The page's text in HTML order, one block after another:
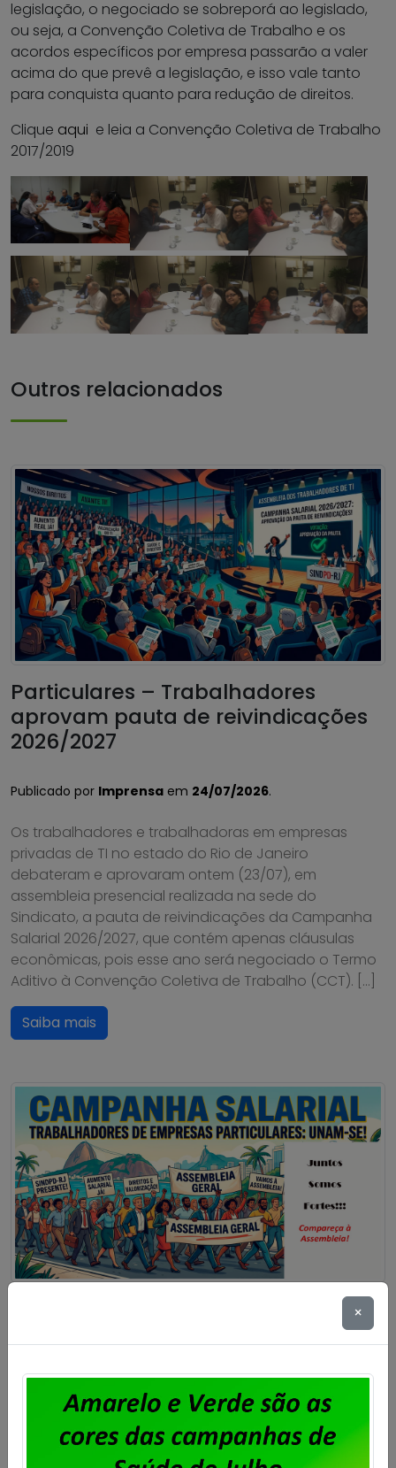
legislação, o negociado se sobreporá ao legislado,
ou seja, a Convenção Coletiva de Trabalho e os
acordos específicos por empresa passarão a valer
acima do que prevê a legislação, e isso vale tanto
para conquista quanto para redução de direitos.
Clique aqui e leia a Convenção Coletiva de Trabalho
2017/2019
Outros relacionados
Particulares – Trabalhadores
aprovam pauta de reivindicações
2026/2027
Publicado por Imprensa em 24/07/2026.
Os trabalhadores e trabalhadoras em empresas
privadas de TI no estado do Rio de Janeiro
debateram e aprovaram ontem (23/07), em
assembleia presencial realizada na sede do
Sindicato, a pauta de reivindicações da Campanha
Salarial 2026/2027, que contém apenas cláusulas
econômicas, pois esse ano será negociado o Termo
Aditivo à Convenção Coletiva de Trabalho (CCT). […]
Saiba mais
Publicado porImprensa em14/07/2026.
A diretoria do Sindpd-RJ convoca todos os
×